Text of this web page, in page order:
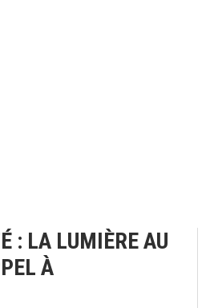
: LA LUMIÈRE AU
À